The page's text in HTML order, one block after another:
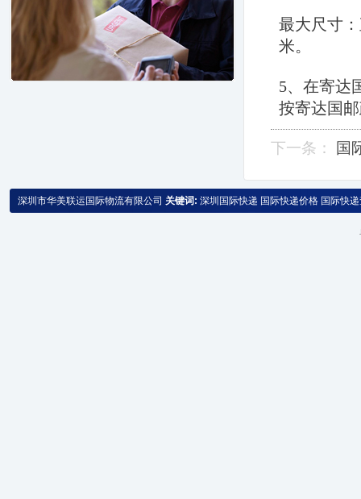
最大尺寸
米。
5、在寄达
按寄达国
下一条： 国
深圳市华美联运国际物流有限公司 关键词: 深圳国际快递 国际快递价格 国际快